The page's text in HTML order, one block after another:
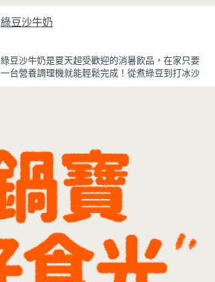
蒸好的瓜仔肉鮮嫩多汁，絞肉吸飽脆瓜醬汁的甘甜
滿濃濃古早味，帶便當、配稀飯、配白飯都好吃，
讓人忍不住多扒好幾口飯，是一道簡單又美味的經
綠豆沙牛奶
綠豆沙牛奶是夏天超受歡迎的消暑飲品，在家只要
一台營養調理機就能輕鬆完成！從煮綠豆到打冰沙
炎夏日一定要喝一杯！